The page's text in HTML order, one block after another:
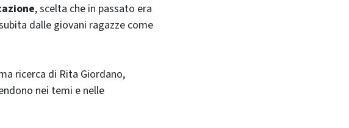
, scelta che in passato era
dalle giovani ragazze come
ricerca di Rita Giordano,
nei temi e nelle